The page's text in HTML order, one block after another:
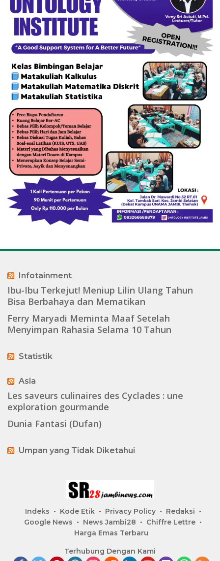
Infotainment
Ibu-Ibu Terkejut! Meniup Lilin Ulang Tahun
Bisa Berbahaya dan Mematikan
Ferry Maryadi Meminta Maaf Setelah
Menyimpan Rahasia Selama 10 Tahun
Statistik
Asia
Les saveurs culinaires des Cyclades : une
exploration gourmande
Dunia Fantasi (Dufan)
Umpan yang Tidak Diketahui
Indeks Kode Etik Privacy Policy
Redaksi
Google News
News Jambi28
Chiffre Lettre
Harga Emas Terbaru
Terhubung Dengan Kami